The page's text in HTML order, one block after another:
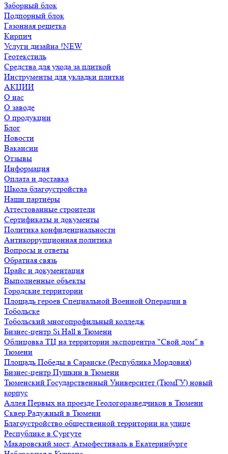
Заборный блок
Подпорный блок
Газонная решетка
Кирпич
Услуги дизайна !NEW
Геотекстиль
Средства для ухода за плиткой
Инструменты для укладки плитки
АКЦИИ
О нас
О заводе
О продукции
Блог
Новости
Вакансии
Отзывы
Информация
Оплата и доставка
Школа благоустройства
Наши партнёры
Аттестованные строители
Сертификаты и документы
Политика конфиденциальности
Антикоррупционная политика
Вопросы и ответы
Обратная связь
Прайс и документация
Выполненные объекты
Городские территории
Площадь героев Специальной Военной Операции в
Тобольске
Тобольский многопрофильный колледж
Бизнес-центр Si Hall в Тюмени
Облицовка ТЦ на территории экспоцентра "Свой дом" в
Тюмени
Площадь Победы в Саранске (Республика Мордовия)
Бизнес-центр Пушкин в Тюмени
Тюменский Государственный Университет (ТюмГУ) новый
корпус
Аллея Первых на проезде Геологоразведчиков в Тюмени
Сквер Радужный в Тюмени
Благоустройство общественной территории на улице
Республике в Сургуте
Макаровский мост, Атмофестиваль в Екатеринбурге